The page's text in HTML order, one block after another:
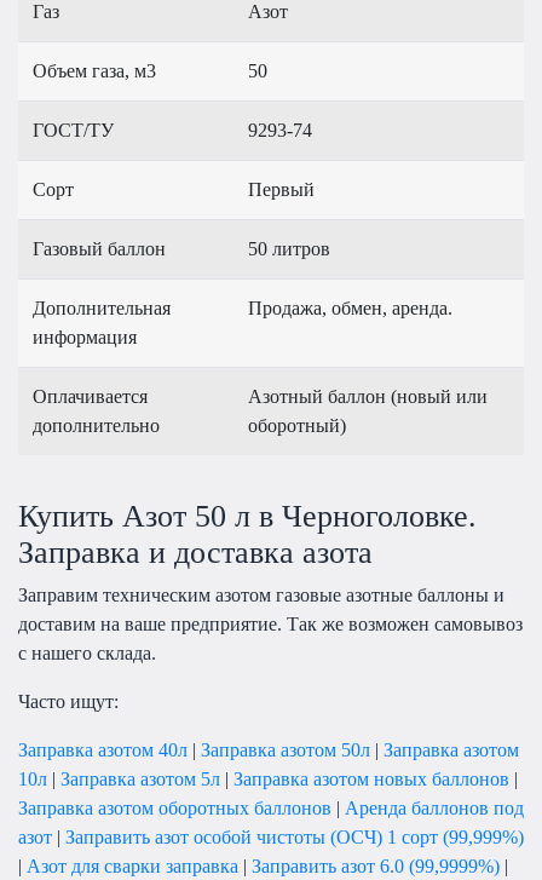
Газ Азот
Объем газа, м3 50
ГОСТ/ТУ 9293-74
Сорт Первый
Газовый баллон 50 литров
Дополнительная
информация
Продажа, обмен, аренда.
Оплачивается
дополнительно
Азотный баллон (новый или
оборотный)
Купить Азот 50 л в Черноголовке.
Заправка и доставка азота
Заправим техническим азотом газовые азотные баллоны и
доставим на ваше предприятие. Так же возможен самовывоз
с нашего склада.
Часто ищут:
Заправка азотом 40л | Заправка азотом 50л | Заправка азотом
10л | Заправка азотом 5л | Заправка азотом новых баллонов |
Заправка азотом оборотных баллонов | Аренда баллонов под
азот | Заправить азот особой чистоты (ОСЧ) 1 сорт (99,999%)
| Азот для сварки заправка | Заправить азот 6.0 (99,9999%) |